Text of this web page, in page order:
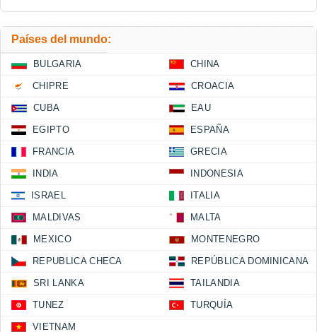
Países del mundo:
BULGARIA CHINA
CHIPRE CROACIA
CUBA EAU
EGIPTO ESPAÑA
FRANCIA GRECIA
INDIA INDONESIA
ISRAEL ITALIA
MALDIVAS MALTA
MEXICO MONTENEGRO
REPUBLICA CHECA REPÚBLICA DOMINICANA
SRI LANKA TAILANDIA
TUNEZ TURQUÍA
VIETNAM